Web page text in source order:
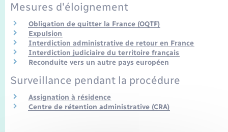
Transports
Voirie et espace public
Mesures d'éloignement
Obligation de quitter la France (OQTF)
Expulsion
Interdiction administrative de retour en France
Interdiction judiciaire du territoire français
Reconduite vers un autre pays européen
Surveillance pendant la procédure
Assignation à résidence
Centre de rétention administrative (CRA)